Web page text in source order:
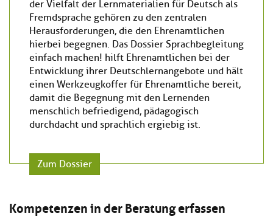
der Vielfalt der Lernmaterialien für Deutsch als
Fremdsprache gehören zu den zentralen
Herausforderungen, die den Ehrenamtlichen
hierbei begegnen. Das Dossier Sprachbegleitung
einfach machen! hilft Ehrenamtlichen bei der
Entwicklung ihrer Deutschlernangebote und hält
einen Werkzeugkoffer für Ehrenamtliche bereit,
damit die Begegnung mit den Lernenden
menschlich befriedigend, pädagogisch
durchdacht und sprachlich ergiebig ist.
Zum Dossier
Kompetenzen in der Beratung erfassen